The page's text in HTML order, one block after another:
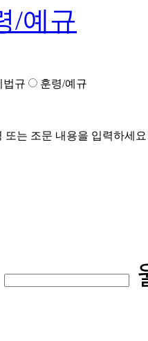
/예규
법규 훈령/예규
또는 조문 내용을 입력하세